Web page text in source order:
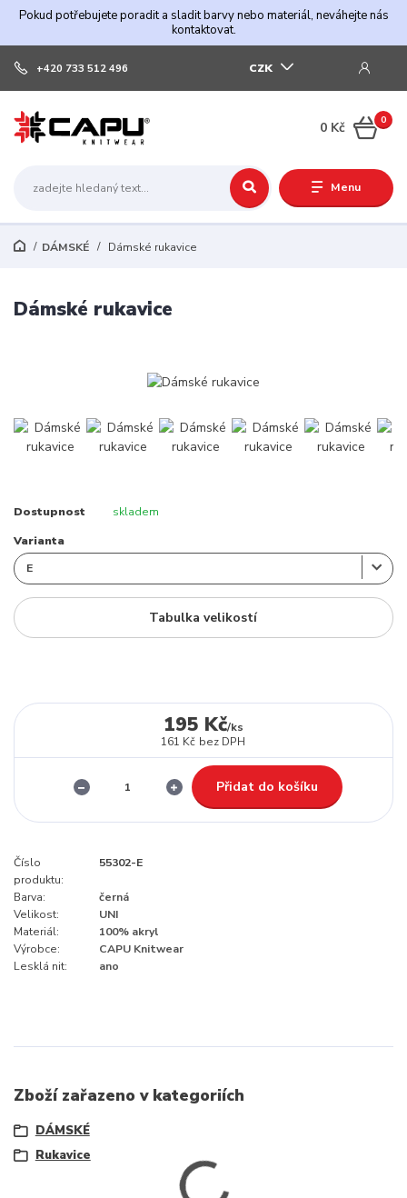
Pokud potřebujete poradit a sladit barvy nebo materiál, neváhejte nás
kontaktovat.
Menu
CZK
+420 733 512 496
0
0 Kč
DÁMSKÉ Dámské rukavice
Dámské rukavice
Dostupnost skladem
Varianta
Tabulka velikostí
195 Kč/ks
161 Kč bez DPH
Přidat do košíku
Číslo
produktu:
55302-E
Barva:
černá
Velikost:
UNI
Materiál:
100% akryl
Výrobce:
CAPU Knitwear
Lesklá nit:
ano
Zboží zařazeno v kategoriích
DÁMSKÉ
Rukavice